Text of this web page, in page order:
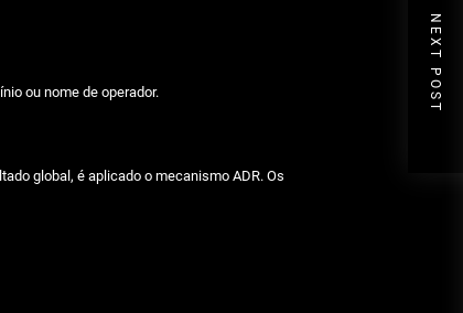
ou nome de operador.
global, é aplicado o mecanismo ADR. Os
NEXT POST